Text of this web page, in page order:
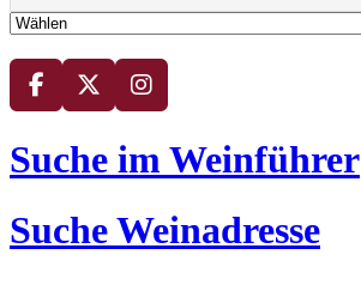
Suche im Weinführer
Suche Weinadresse